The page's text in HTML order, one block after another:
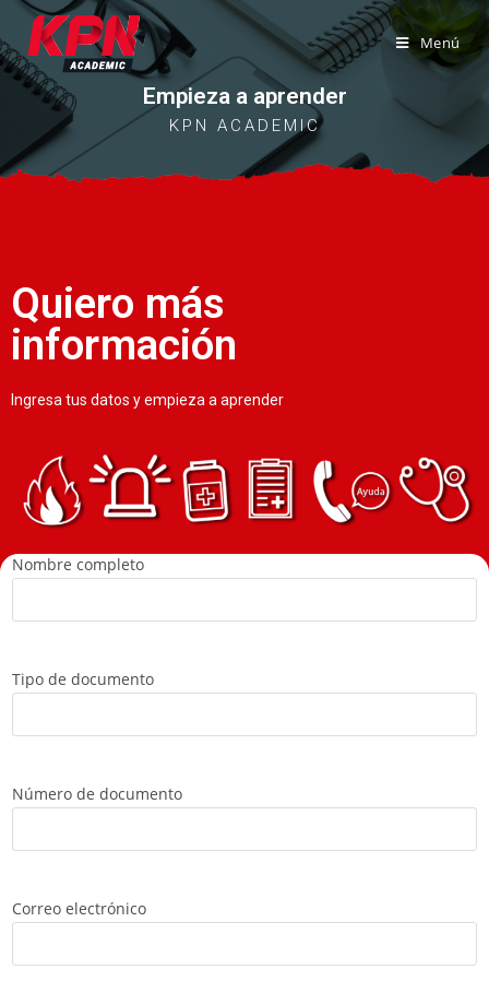
Menú
Empieza a aprender
KPN ACADEMIC
Quiero más
información
Ingresa tus datos y empieza a aprender
Nombre completo
Tipo de documento
Número de documento
Correo electrónico